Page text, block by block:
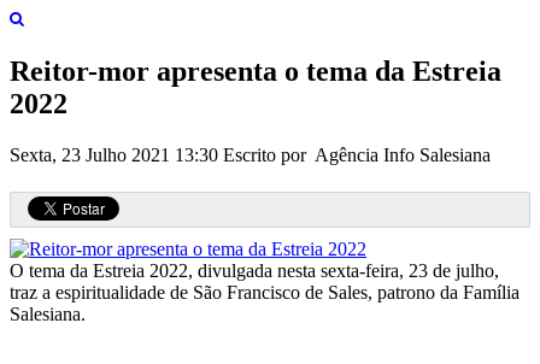
Reitor-mor apresenta o tema da Estreia
2022
Sexta, 23 Julho 2021 13:30 Escrito por Agência Info Salesiana
O tema da Estreia 2022, divulgada nesta sexta-feira, 23 de julho,
traz a espiritualidade de São Francisco de Sales, patrono da Família
Salesiana.